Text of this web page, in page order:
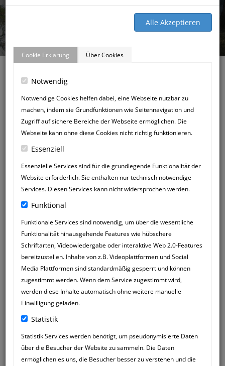
Cookie Erklärung Über Cookies
Notwendig
Notwendige Cookies helfen dabei, eine Webseite nutzbar zu
machen, indem sie Grundfunktionen wie Seitennavigation und
Zugriff auf sichere Bereiche der Webseite ermöglichen. Die
Webseite kann ohne diese Cookies nicht richtig funktionieren.
Essenziell
Essenzielle Services sind für die grundlegende Funktionalität der
Website erforderlich. Sie enthalten nur technisch notwendige
Services. Diesen Services kann nicht widersprochen werden.
Funktional
Funktionale Services sind notwendig, um über die wesentliche
Funktionalität hinausgehende Features wie hübschere
Schriftarten, Videowiedergabe oder interaktive Web 2.0-Features
bereitzustellen. Inhalte von z.B. Videoplattformen und Social
Media Plattformen sind standardmäßig gesperrt und können
zugestimmt werden. Wenn dem Service zugestimmt wird,
werden diese Inhalte automatisch ohne weitere manuelle
Einwilligung geladen.
Statistik
Statistik Services werden benötigt, um pseudonymisierte Daten
über die Besucher der Website zu sammeln. Die Daten
ermöglichen es uns, die Besucher besser zu verstehen und die
NEUER
GÄSTEBUCHEINTRAG
Zurück zum Gästebuch
ELKE HEISLER